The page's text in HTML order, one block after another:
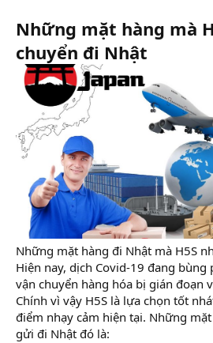
Những mặt hàng mà
chuyển đi Nhật
Những mặt hàng đi Nhật mà H5S
Hiện nay, dịch Covid-19 đang bùng
vận chuyển hàng hóa bị gián đoạn
Chính vì vậy H5S là lựa chọn tốt
điểm nhạy cảm hiện tại. Những
gửi đi Nhật đó là: